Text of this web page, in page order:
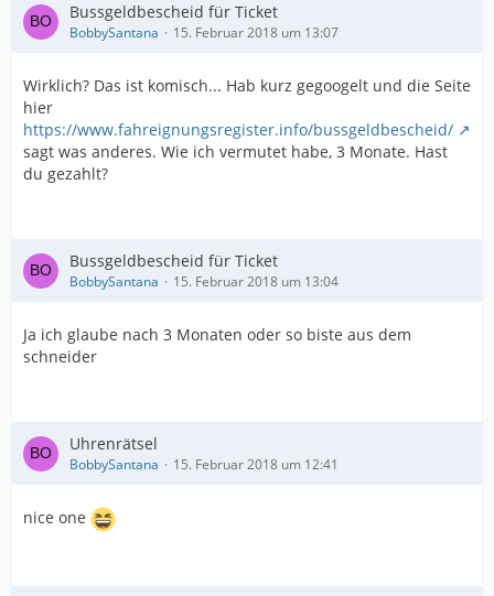
Bussgeldbescheid für Ticket
BobbySantana 15. Februar 2018 um 13:07
Wirklich? Das ist komisch... Hab kurz gegoogelt und die Seite
hier
https://www.fahreignungsregister.info/bussgeldbescheid/
sagt was anderes. Wie ich vermutet habe, 3 Monate. Hast
du gezahlt?
Bussgeldbescheid für Ticket
BobbySantana 15. Februar 2018 um 13:04
Ja ich glaube nach 3 Monaten oder so biste aus dem
schneider
Uhrenrätsel
BobbySantana 15. Februar 2018 um 12:41
nice one